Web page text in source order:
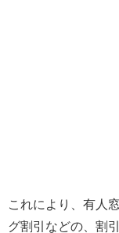
これにより、有人
グ割引などの、割